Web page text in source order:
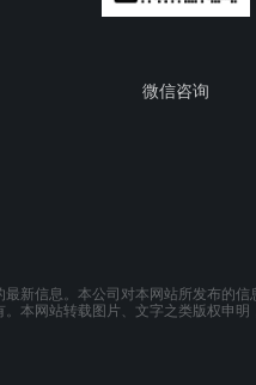
微信咨询
新信息。本公司对本网站所发布的
本网站转载图片、文字之类版权申